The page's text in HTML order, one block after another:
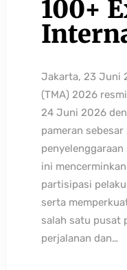
100+
Jakarta, 23 Juni
(TMA) 2026
24 Juni 2026
pameran
ini
partisipasi
serta
salah satu pusat
perjalanan dan…